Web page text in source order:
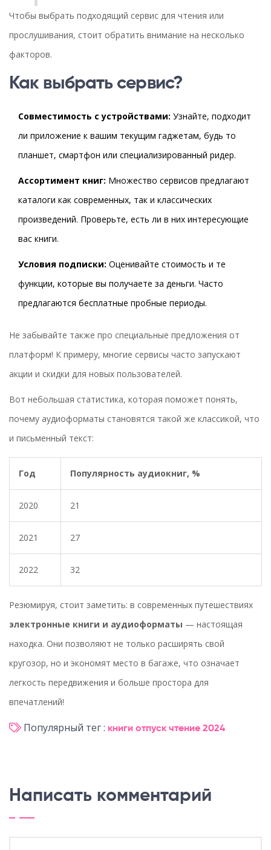
Чтобы выбрать подходящий сервис для чтения или
прослушивания, стоит обратить внимание на несколько
факторов.
Как выбрать сервис?
Совместимость с устройствами: Узнайте, подходит
ли приложение к вашим текущим гаджетам, будь то
планшет, смартфон или специализированный ридер.
Ассортимент книг: Множество сервисов предлагают
каталоги как современных, так и классических
произведений. Проверьте, есть ли в них интересующие
вас книги.
Условия подписки: Оценивайте стоимость и те
функции, которые вы получаете за деньги. Часто
предлагаются бесплатные пробные периоды.
Не забывайте также про специальные предложения от
платформ! К примеру, многие сервисы часто запускают
акции и скидки для новых пользователей.
Вот небольшая статистика, которая поможет понять,
почему аудиоформаты становятся такой же классикой, что
и письменный текст:
Год Популярность аудиокниг, %
2020 21
2021 27
2022 32
Резюмируя, стоит заметить: в современных путешествиях
электронные книги и аудиоформаты — настоящая
находка. Они позволяют не только расширять свой
кругозор, но и экономят место в багаже, что означает
легкость передвижения и больше простора для
впечатлений!
Популярный тег : книги отпуск чтение 2024
Написать комментарий